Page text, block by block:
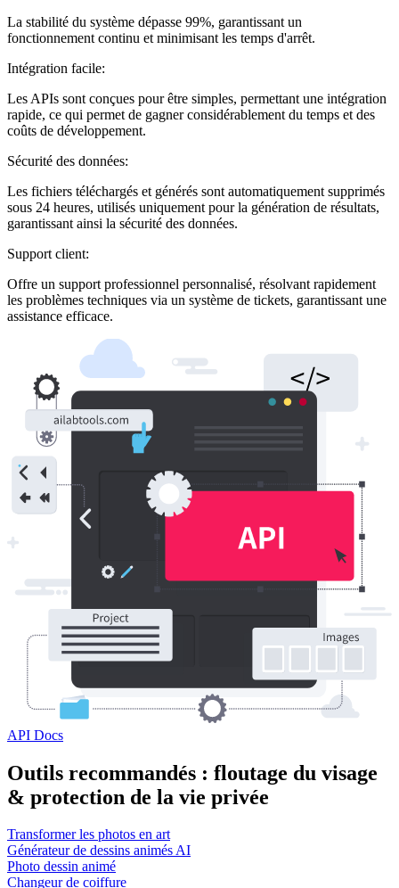
La stabilité du système dépasse 99%, garantissant un
fonctionnement continu et minimisant les temps d'arrêt.
Intégration facile:
Les APIs sont conçues pour être simples, permettant une intégration
rapide, ce qui permet de gagner considérablement du temps et des
coûts de développement.
Sécurité des données:
Les fichiers téléchargés et générés sont automatiquement supprimés
sous 24 heures, utilisés uniquement pour la génération de résultats,
garantissant ainsi la sécurité des données.
Support client:
Offre un support professionnel personnalisé, résolvant rapidement
les problèmes techniques via un système de tickets, garantissant une
assistance efficace.
API Docs
Outils recommandés : floutage du visage
& protection de la vie privée
Transformer les photos en art
Générateur de dessins animés AI
Photo dessin animé
Changeur de coiffure